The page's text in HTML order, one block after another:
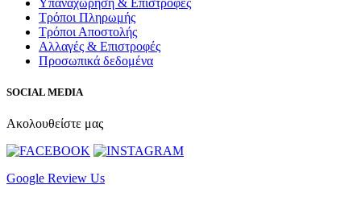
Τρόποι Πληρωμής
Τρόποι Αποστολής
Αλλαγές & Επιστροφές
Προσωπικά δεδομένα
SOCIAL MEDIA
Ακολουθείστε μας
Google Review Us